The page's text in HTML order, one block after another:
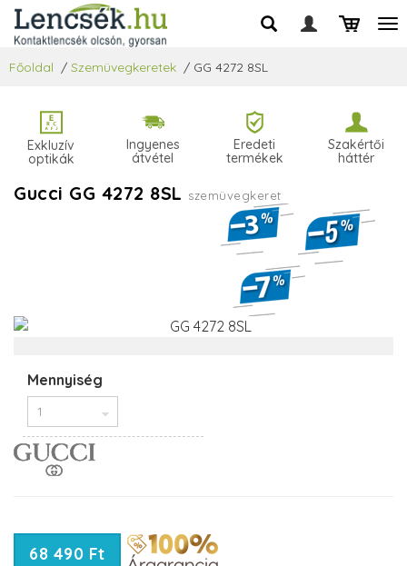
Főoldal / Szemüvegkeretek / GG 4272 8SL
Exkluzív
optikák
Ingyenes
átvétel
Eredeti
termékek
Szakértői
háttér
Gucci GG 4272 8SL szemüvegkeret
Mennyiség
68 490 Ft